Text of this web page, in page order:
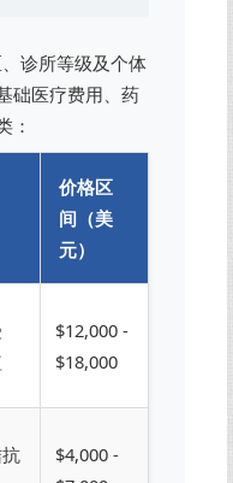
诊所等级及个体
础医疗费用、药
：
价格区
间（美
元）
$12,000 -
$18,000
$4,000 -